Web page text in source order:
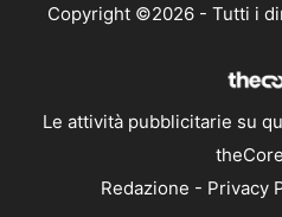
Copyright ©2026 - Tutti i
Le attività pubblicitarie su
Redazione - Privacy